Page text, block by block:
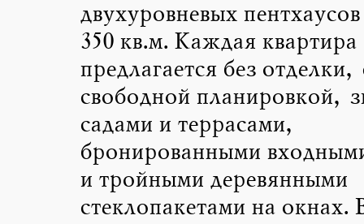
двухуровневых пентхаусов
350 кв.м. Каждая квартира
предлагается без отделки,
свободной планировкой,
садами и террасами,
бронированными
и тройными деревянными
стеклопакетами на окнах.